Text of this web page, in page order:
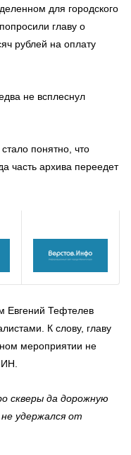
для городского
главу о
рублей на оплату
не всплеснул
понятно, что
часть архива переедет
Евгений Тефтелев
К слову, главу
мероприятии не
скверы да дорожную
удержался от